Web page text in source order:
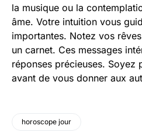
la musique ou la
âme. Votre intuition vous
importantes. Notez vos
un carnet. Ces messages
réponses précieuses. Soyez
avant de vous donner aux
horoscope jour